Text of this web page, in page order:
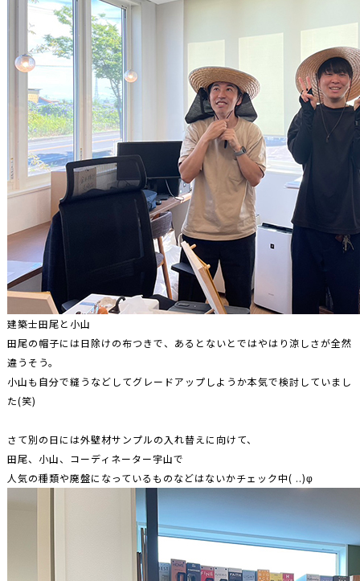
建築士田尾と小山
田尾の帽子には日除けの布つきで、あるとないとではやはり涼しさが全然
違うそう。
小山も自分で縫うなどしてグレードアップしようか本気で検討していまし
た(笑)
さて別の日には外壁材サンプルの入れ替えに向けて、
田尾、小山、コーディネーター宇山で
人気の種類や廃盤になっているものなどはないかチェック中( ..)φ